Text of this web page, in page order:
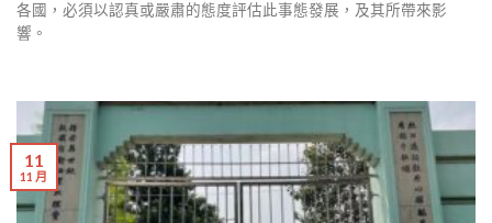
各國，必須以認真或嚴肅的態度評估此事態發展，及其所帶來影
響。
11
11 月